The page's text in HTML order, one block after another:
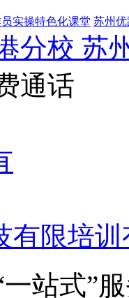
实操特色化课堂 苏州优
分校 苏
通话
有限培
站式”